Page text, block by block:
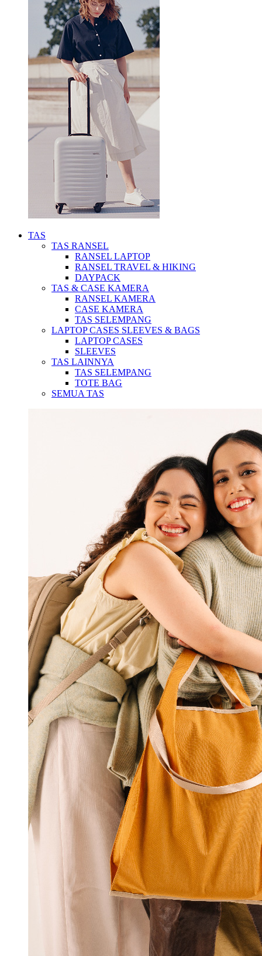
TAS
TAS RANSEL
RANSEL LAPTOP
RANSEL TRAVEL & HIKING
DAYPACK
TAS & CASE KAMERA
RANSEL KAMERA
CASE KAMERA
TAS SELEMPANG
LAPTOP CASES SLEEVES & BAGS
LAPTOP CASES
SLEEVES
TAS LAINNYA
TAS SELEMPANG
TOTE BAG
SEMUA TAS